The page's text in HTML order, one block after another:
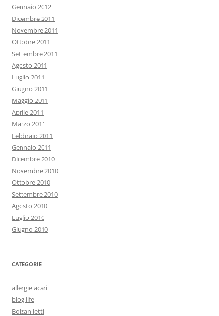
Gennaio 2012
Dicembre 2011
Novembre 2011
Ottobre 2011
Settembre 2011
Agosto 2011
Luglio 2011
Giugno 2011
Maggio 2011
Aprile 2011
Marzo 2011
Febbraio 2011
Gennaio 2011
Dicembre 2010
Novembre 2010
Ottobre 2010
Settembre 2010
Agosto 2010
Luglio 2010
Giugno 2010
CATEGORIE
allergie acari
blog life
Bolzan letti